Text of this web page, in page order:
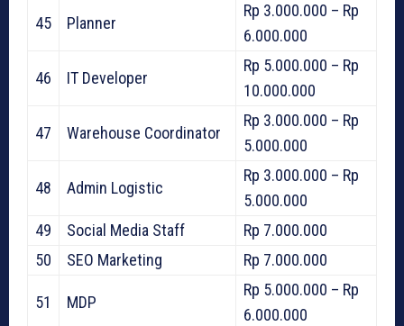
45 Planner
Rp 3.000.000 – Rp
6.000.000
46 IT Developer
Rp 5.000.000 – Rp
10.000.000
47 Warehouse Coordinator
Rp 3.000.000 – Rp
5.000.000
48 Admin Logistic
Rp 3.000.000 – Rp
5.000.000
49
Social Media Staff
Rp 7.000.000
50
SEO Marketing Rp 7.000.000
51 MDP
Rp 5.000.000 – Rp
6.000.000